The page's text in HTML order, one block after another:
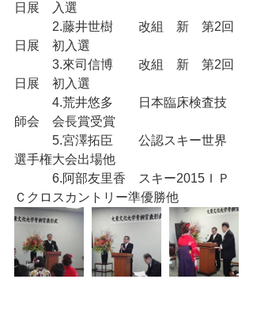
日展　入選
2.藤井世樹　　改組　新　第2回
日展　初入選
3.來司信博　　改組　新　第2回
日展　初入選
4.荒井悠多　　日本臨床検査技
師会　会長賞受賞
5.宮澤拓臣　　公認スキー世界
選手権大会出場他
6.阿部友里香　スキー2015ＩＰ
Ｃクロスカントリー準優勝他